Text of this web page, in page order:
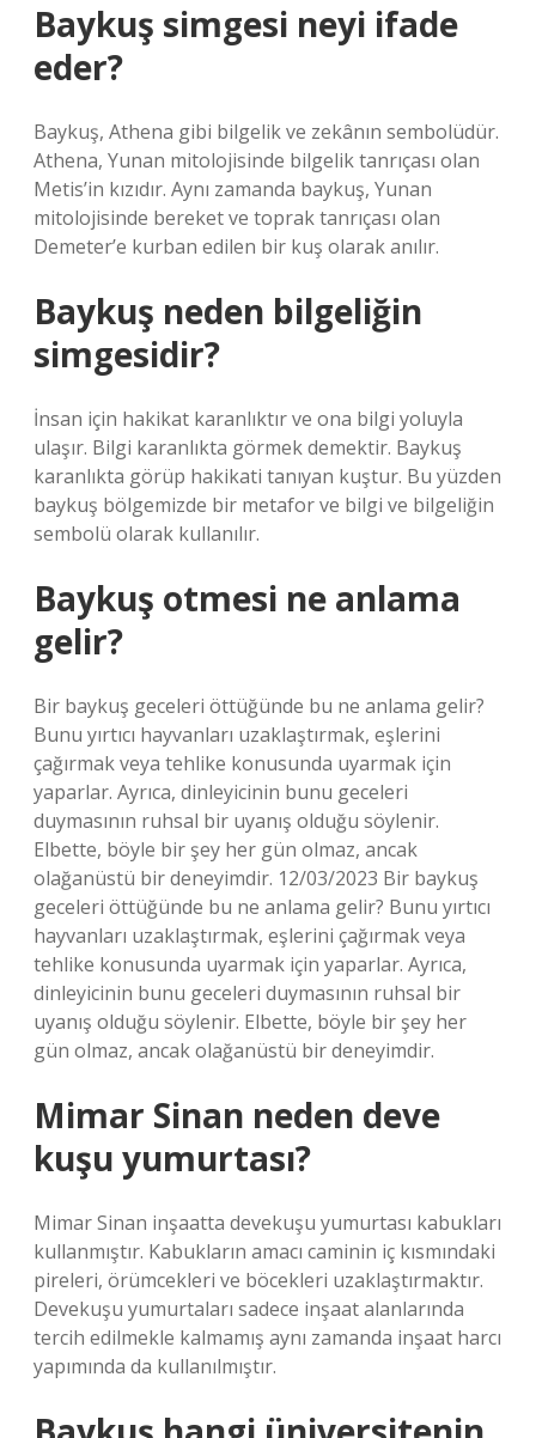
Baykuş simgesi neyi ifade
eder?
Baykuş, Athena gibi bilgelik ve zekânın sembolüdür.
Athena, Yunan mitolojisinde bilgelik tanrıçası olan
Metis’in kızıdır. Aynı zamanda baykuş, Yunan
mitolojisinde bereket ve toprak tanrıçası olan
Demeter’e kurban edilen bir kuş olarak anılır.
Baykuş neden bilgeliğin
simgesidir?
İnsan için hakikat karanlıktır ve ona bilgi yoluyla
ulaşır. Bilgi karanlıkta görmek demektir. Baykuş
karanlıkta görüp hakikati tanıyan kuştur. Bu yüzden
baykuş bölgemizde bir metafor ve bilgi ve bilgeliğin
sembolü olarak kullanılır.
Baykuş otmesi ne anlama
gelir?
Bir baykuş geceleri öttüğünde bu ne anlama gelir?
Bunu yırtıcı hayvanları uzaklaştırmak, eşlerini
çağırmak veya tehlike konusunda uyarmak için
yaparlar. Ayrıca, dinleyicinin bunu geceleri
duymasının ruhsal bir uyanış olduğu söylenir.
Elbette, böyle bir şey her gün olmaz, ancak
olağanüstü bir deneyimdir. 12/03/2023 Bir baykuş
geceleri öttüğünde bu ne anlama gelir? Bunu yırtıcı
hayvanları uzaklaştırmak, eşlerini çağırmak veya
tehlike konusunda uyarmak için yaparlar. Ayrıca,
dinleyicinin bunu geceleri duymasının ruhsal bir
uyanış olduğu söylenir. Elbette, böyle bir şey her
gün olmaz, ancak olağanüstü bir deneyimdir.
Mimar Sinan neden deve
kuşu yumurtası?
Mimar Sinan inşaatta devekuşu yumurtası kabukları
kullanmıştır. Kabukların amacı caminin iç kısmındaki
pireleri, örümcekleri ve böcekleri uzaklaştırmaktır.
Devekuşu yumurtaları sadece inşaat alanlarında
tercih edilmekle kalmamış aynı zamanda inşaat harcı
yapımında da kullanılmıştır.